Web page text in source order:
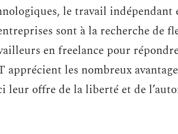
le travail
sont à la recherche de
en freelance pour
apprécient les nombreux
leur offre de la liberté et de